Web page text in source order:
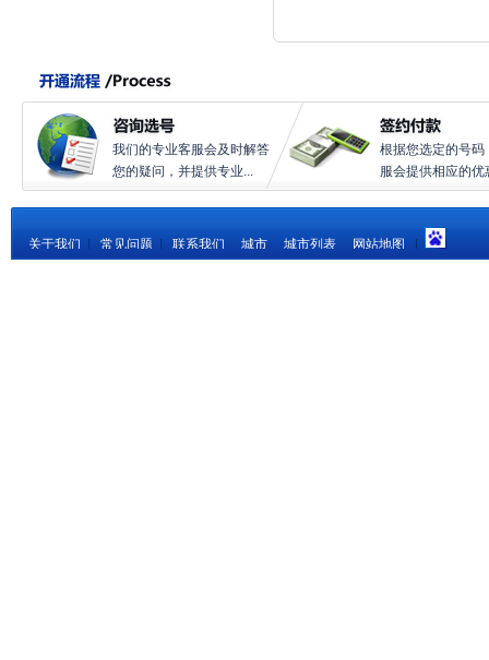
我们的专业客服会及时解答
您的疑问，并提供专业...
根据您选定的号码
服会提供相应的优
关于我们 常见问题 联系我们 城市 城市列表 网站地图